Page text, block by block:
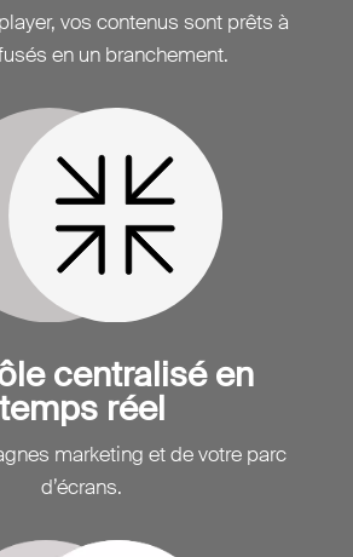
vos contenus sont prêts à
en un branchement.
centralisé en
temps réel
marketing et de votre parc
d’écrans.